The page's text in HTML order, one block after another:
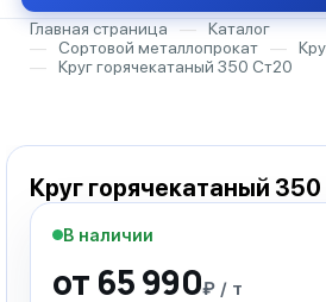
Главная страница —
Каталог
—
Сортовой металлопрокат —
—
Круг горячекатаный 350 Ст20
Круг горячекатаный
В наличии
от 65 990₽ / т